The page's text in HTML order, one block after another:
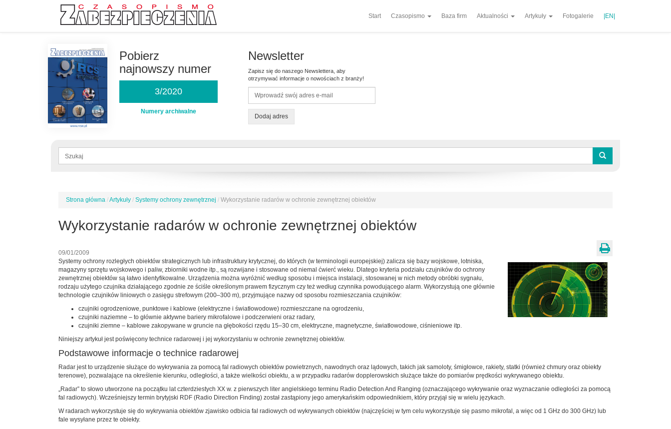
Start Czasopismo Baza firm Aktualności Artykuły Fotogalerie |EN|
Pobierz
najnowszy numer
3/2020
Numery archiwalne
Newsletter
Zapisz się do naszego Newslettera, aby
otrzymywać informacje o nowościach z branży!
Dodaj adres
Formularz
Jesteś
Strona główna /Artykuły / Systemy ochrony zewnętrznej / Wykorzystanie radarów w ochronie zewnętrznej obiektów
Wykorzystanie radarów w ochronie zewnętrznej obiektów
09/01/2009
Systemy ochrony rozległych obiektów strategicznych lub infrastruktury krytycznej, do których (w terminologii europejskiej) zalicza się bazy wojskowe, lotniska,
magazyny sprzętu wojskowego i paliw, zbiorniki wodne itp., są rozwijane i stosowane od niemal ćwierć wieku. Dlatego kryteria podziału czujników do ochrony
zewnętrznej obiektów są łatwo identyfikowalne. Urządzenia można wyróżnić według sposobu i miejsca instalacji, stosowanej w nich metody obróbki sygnału,
rodzaju użytego czujnika działającego zgodnie ze ściśle określonym prawem fizycznym czy też według czynnika powodującego alarm. Wykorzystują one głównie
technologie czujników liniowych o zasięgu strefowym (200–300 m), przyjmujące nazwy od sposobu rozmieszczania czujników:
czujniki ogrodzeniowe, punktowe i kablowe (elektryczne i światłowodowe) rozmieszczane na ogrodzeniu,
czujniki naziemne – to głównie aktywne bariery mikrofalowe i podczerwieni oraz radary,
czujniki ziemne – kablowe zakopywane w gruncie na głębokości rzędu 15–30 cm, elektryczne, magnetyczne, światłowodowe, ciśnieniowe itp.
Niniejszy artykuł jest poświęcony technice radarowej i jej wykorzystaniu w ochronie zewnętrznej obiektów.
Podstawowe informacje o technice radarowej
Radar jest to urządzenie służące do wykrywania za pomocą fal radiowych obiektów powietrznych, nawodnych oraz lądowych, takich jak samoloty, śmigłowce, rakiety, statki (również chmury oraz obiekty
terenowe), pozwalające na określenie kierunku, odległości, a także wielkości obiektu, a w przypadku radarów dopplerowskich służące także do pomiarów prędkości wykrywanego obiektu.
„Radar” to słowo utworzone na początku lat czterdziestych XX w. z pierwszych liter angielskiego terminu Radio Detection And Ranging (oznaczającego wykrywanie oraz wyznaczanie odległości za pomocą
fal radiowych). Wcześniejszy termin brytyjski RDF (Radio Direction Finding) został zastąpiony jego amerykańskim odpowiednikiem, który przyjął się w wielu językach.
W radarach wykorzystuje się do wykrywania obiektów zjawisko odbicia fal radiowych od wykrywanych obiektów (najczęściej w tym celu wykorzystuje się pasmo mikrofal, a więc od 1 GHz do 300 GHz) lub
fale wysyłane przez te obiekty.